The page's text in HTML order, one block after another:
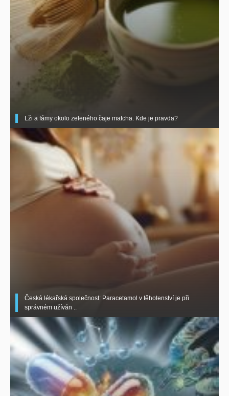
Lži a fámy okolo zeleného čaje matcha. Kde je pravda?
Česká lékařská společnost: Paracetamol v těhotenství je při
správném užíván ..